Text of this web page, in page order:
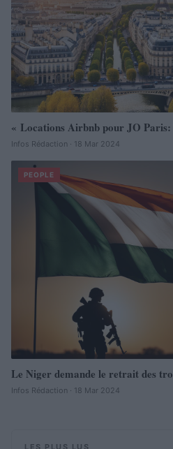
« Locations Airbnb pour JO Paris:
Infos Rédaction · 18 Mar 2024
PEOPLE
Le Niger demande le retrait des
Infos Rédaction · 18 Mar 2024